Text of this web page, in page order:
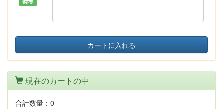
カートに入れる
現在のカートの中
合計数量： 0